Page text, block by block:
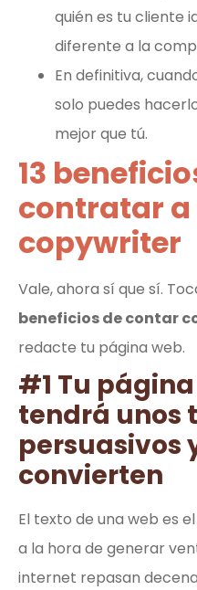
quién es tu cliente
diferente a la
En definitiva,
solo puedes
mejor que tú.
13
contratar a
copywriter
Vale, ahora sí que sí.
beneficios de contar
redacte tu página web.
#1 Tu
tendrá unos
persuasivos
convierten
El texto de una web es
a la hora de generar
internet repasan